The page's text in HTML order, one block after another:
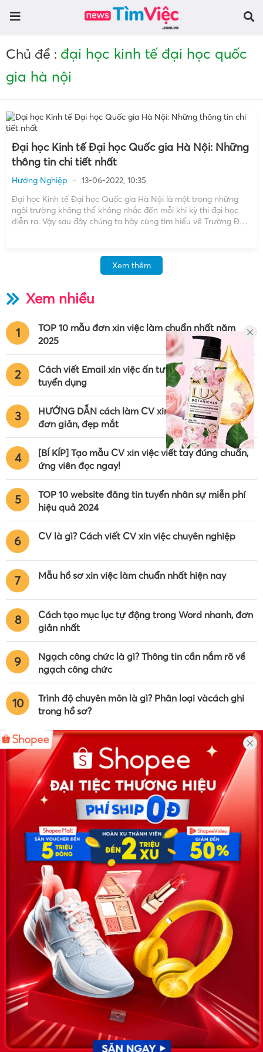
Chủ đề : đại học kinh tế đại học quốc
gia hà nội
Đại học Kinh tế Đại học Quốc gia Hà Nội: Những
thông tin chi tiết nhất
Hướng Nghiệp
13-06-2022, 10:35
Đại học Kinh tế Đại học Quốc gia Hà Nội là một trong những
ngôi trường không thể không nhắc đến mỗi khi kỳ thi đại học
diễn ra. Vậy sau đây chúng ta hãy cùng tìm hiểu về Trường Đại
Xem thêm
Xem nhiều
1
TOP 10 mẫu đơn xin việc làm chuẩn nhất năm
2025
2
Cách viết Email xin việc ấn tượng chinh phục nhà
tuyển dụng
3
HƯỚNG DẪN cách làm CV xin việc trên máy tính
đơn giản, đẹp mắt
4
[BÍ KÍP] Tạo mẫu CV xin việc viết tay đúng chuẩn,
ứng viên đọc ngay!
5
TOP 10 website đăng tin tuyển nhân sự miễn phí
hiệu quả 2024
6 CV là gì? Cách viết CV xin việc chuyên nghiệp
7 Mẫu hồ sơ xin việc làm chuẩn nhất hiện nay
8
Cách tạo mục lục tự động trong Word nhanh, đơn
giản nhất
9
Ngạch công chức là gì? Thông tin cần nắm rõ về
ngạch công chức
10
Trình độ chuyên môn là gì? Phân loại vàcách ghi
trong hồ sơ?
Công ty TNHH Eyeplus Online
Địa chỉ: Số 81, ngõ 68, đường Cầu Giấy, Tổ 05, Phường Quan
Hoa, Quận Cầu Giấy, TP Hà Nội, Việt Nam
SĐT: 0981 448 766
Email:hotro@timviec.com.vn
VỀ CHÚNG TÔI
News.timviec.com.vn là website cung cấp thông tin liên quan đến
nhân sự, nghề nghiệp do Timviec.com.vn vận hành nhằm giúp
doanh nghiệp, nhân sự tuyển dụng, người đi làm, người tìm việc
cập nhật thông tin và đáp ứng được mong muốn của mình.
KẾT NỐI
Giấy phép hoạt động dịch vụ
việc làm số 54/2019/SLĐTBXH-
GP do Sở lao động thương
binh và xã hội cấp ngày 30
tháng 12 năm 2019.